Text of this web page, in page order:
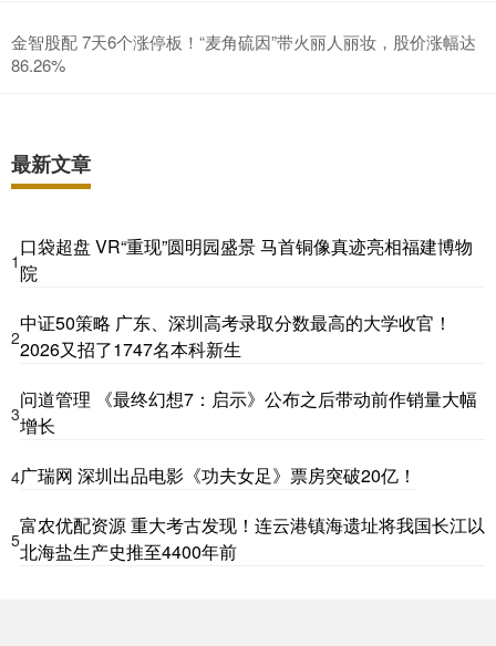
金智股配 7天6个涨停板！“麦角硫因”带火丽人丽妆，股价涨幅达
86.26%
最新文章
1
口袋超盘 VR“重现”圆明园盛景 马首铜像真迹亮相福建博物
院
2
中证50策略 广东、深圳高考录取分数最高的大学收官！
2026又招了1747名本科新生
3
问道管理 《最终幻想7：启示》公布之后带动前作销量大幅
增长
4广瑞网 深圳出品电影《功夫女足》票房突破20亿！
5
富农优配资源 重大考古发现！连云港镇海遗址将我国长江以
北海盐生产史推至4400年前